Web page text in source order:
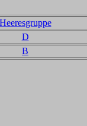
Heeresgruppe
D
B